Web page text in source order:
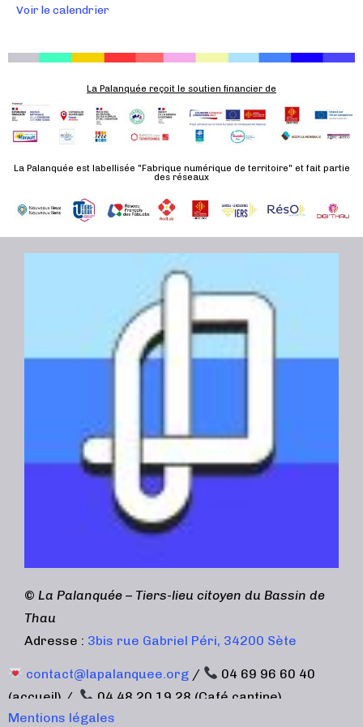
v
n
m
e
n
Voir le calendrier
La Palanquée reçoit le soutien financier de
La Palanquée est labellisée "Fabrique numérique de territoire" et fait partie
des réseaux
© La Palanquée – Tiers-lieu citoyen du Bassin de
Thau
Adresse : 3bis rue Gabriel Péri, 34200 Sète
contact@lapalanquee.org /
04 69 96 60 40
(accueil) /
04 48 20 19 28 (Café cantine)
Mentions légales